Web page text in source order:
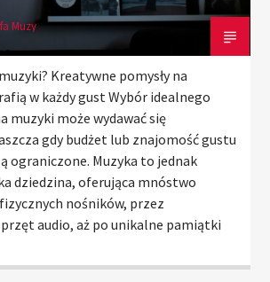
Muzy
Kreatywne pomysły na
w każdy gust Wybór idealnego
muzyki może wydawać się
gdy budżet lub znajomość gustu
ograniczone. Muzyka to jednak
dziedzina, oferująca mnóstwo
nośników, przez
audio, aż po unikalne pamiątki